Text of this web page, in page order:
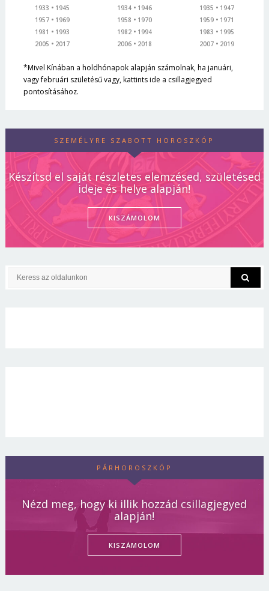
1933
1945
1957
1969
1981
1993
2005
2017
1934
1946
1958
1970
1982
1994
2006
2018
1935
1947
1959
1971
1983
1995
2007
2019
*Mivel Kínában a holdhónapok alapján számolnak, ha januári,
vagy februári születésű vagy, kattints ide a csillagjegyed
pontosításához.
SZEMÉLYRE SZABOTT HOROSZKÓP
Készítsd el saját részletes elemzésed, születésed
ideje és helye alapján!
KISZÁMOLOM
PÁRHOROSZKÓP
Nézd meg, hogy ki illik hozzád csillagjegyed
alapján!
KISZÁMOLOM